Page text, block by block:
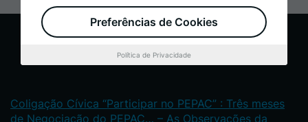
Coligação Cívica “Participar no PEPAC” : Três meses
de Negociação do PEPAC… – As Observações da
Preferências de Cookies
Política de Privacidade